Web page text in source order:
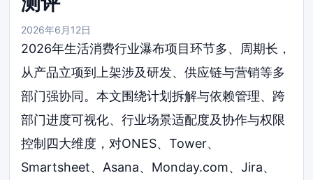
2026年6月12日
2026年生活消费行业瀑布项目环节多、周期长，
从产品立项到上架涉及研发、供应链与营销等多
部门强协同。本文围绕计划拆解与依赖管理、跨
部门进度可视化、行业场景适配度及协作与权限
控制四大维度，对ONES、Tower、
Smartsheet、Asana、Monday.com、Jira、